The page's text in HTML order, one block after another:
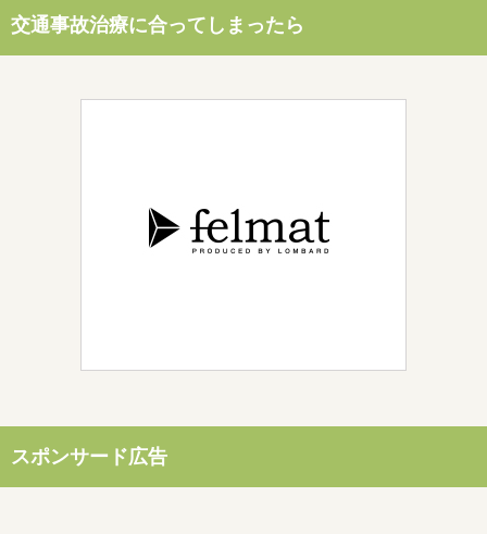
交通事故治療に合ってしまったら
スポンサード広告